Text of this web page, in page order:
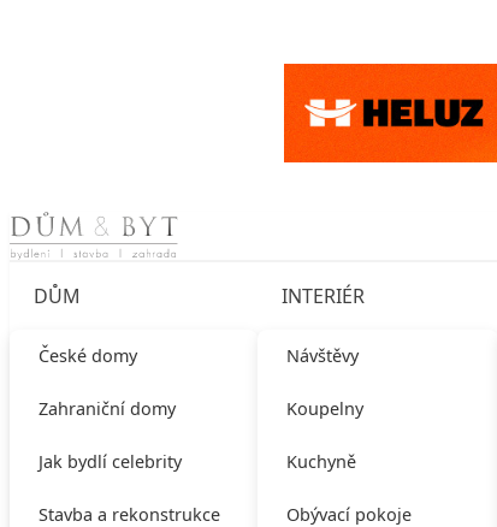
Skip to content
DŮM
České domy
Zahraniční domy
Jak bydlí celebrity
Stavba a rekonstrukce
INTERIÉR
Návštěvy
Koupelny
Kuchyně
Obývací pokoje